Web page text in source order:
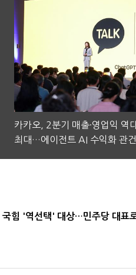
카카오, 2분기 매출·영업익 역
최대…에이전트 AI 수익화 관건
힘 '역선택' 대상…민주당 대표